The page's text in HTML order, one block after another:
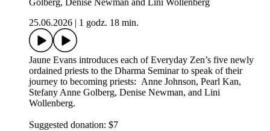
Golberg, Denise Newman and Lini Wollenberg
25.06.2026
1 godz. 18 min.
Jaune Evans introduces each of Everyday Zen’s five newly
ordained priests to the Dharma Seminar to speak of their
journey to becoming priests: Anne Johnson, Pearl Kan,
Stefany Anne Golberg, Denise Newman, and Lini
Wollenberg.
Suggested donation: $7